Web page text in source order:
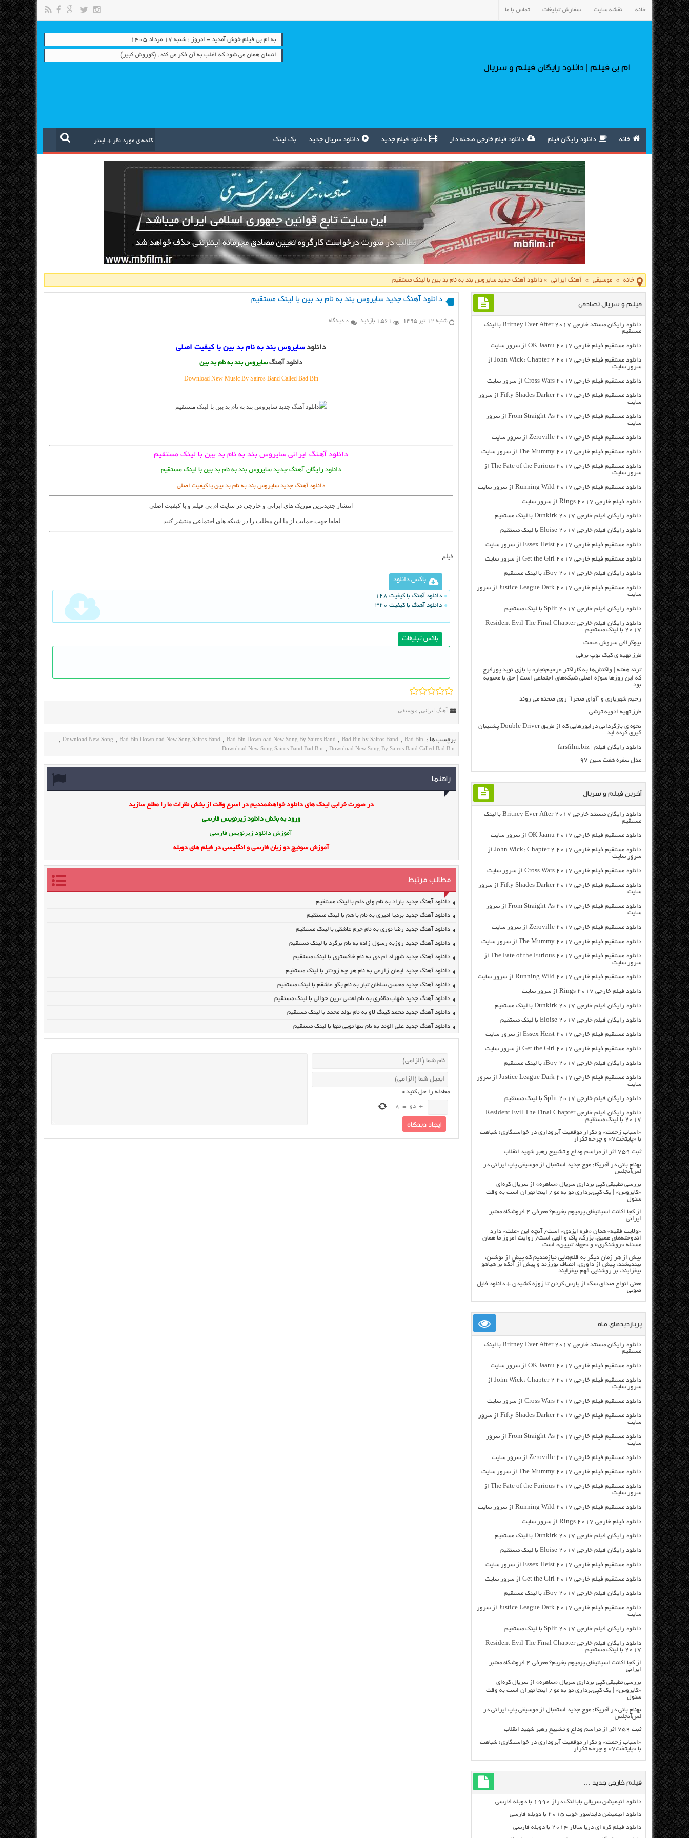
خانه نقشه سایت سفارش تبلیغات تماس با ما
ام بی فیلم | دانلود رایگان فیلم و سریال
به ام بی فیلم خوش آمدید - امروز : شنبه ۱۷ مرداد ۱۴۰۵
انسان همان می شود که اغلب به آن فکر می کند. (کوروش کبیر)
خانه دانلود رایگان فیلم دانلود فیلم خارجی صحنه دار دانلود فیلم جدید دانلود سریال جدید بک لینک
خانه » موسیقی » آهنگ ایرانی »دانلود آهنگ جدید سایروس بند به نام بد بین با لینک مستقیم
دانلود آهنگ جدید سایروس بند به نام بد بین با لینک مستقیم
شنبه ۱۲ تیر ۱۳۹۵ 1,561 بازدید 0 دیدگاه
دانلودسایروس بند به نام بد بین با کیفیت اصلی
دانلود آهنگسایروس بند به نام بد بین
Download New Music By Sairos Band Called Bad Bin
دانلود آهنگ ایرانی سایروس بند به نام بد بین با لینک مستقیم
دانلود رایگان آهنگ جدید سایروس بند به نام بد بین با لینک مستقیم
دانلود آهنگ جدید سایروس بند به نام بد بین یا کیفیت اصلی
انتشار جدیدترین موزیک های ایرانی و خارجی در سایت ام بی فیلم و با کیفیت اصلی
لطفا جهت حمایت از ما این مطلب را در شبکه های اجتماعی منتشر کنید.
فیلم
باکس دانلود
دانلود آهنگ با کیفیت 128
دانلود آهنگ با کیفیت 320
باکس تبلیغات
آهنگ ایرانی , موسیقی
برچسب ها : Bad Bin
,
Bad Bin by Sairos Band
,
Bad Bin Download New Song By Sairos Band
,
Bad Bin Download New Song Sairos Band
,
Download New Song
,
Download New Song By Sairos Band Called Bad Bin
,
Download New Song Sairos Band Bad Bin
راهنما
در صورت خرابی لینک های دانلود خواهشمندیم در اسرع وقت از بخش نظرات ما را مطلع سازید
ورود به بخش دانلود زیرنویس فارسی
آموزش دانلود زیرنویس فارسی
آموزش سوئیچ دو زبان فارسی و انگلیسی در فیلم های دوبله
مطالب مرتبط
دانلود آهنگ جدید باراد به نام وای دلم با لینک مستقیم
دانلود آهنگ جدید بردیا امیری به نام با هم با لینک مستقیم
دانلود آهنگ جدید رضا نوری به نام جرم عاشقی با لینک مستقیم
دانلود آهنگ جدید روزبه رسول زاده به نام برگرد با لینک مستقیم
دانلود آهنگ جدید شهراد ام دی به نام خاکستری با لینک مستقیم
دانلود آهنگ جدید ایمان زارعی به نام هر چه زودتر با لینک مستقیم
دانلود آهنگ جدید محسن سلطان تبار به نام بگو عاشقم با لینک مستقیم
دانلود آهنگ جدید شهاب مظفری به نام لعنتی ترین حوالی با لینک مستقیم
دانلود آهنگ جدید محمد کینگ لاو به نام تولد محمد با لینک مستقیم
دانلود آهنگ جدید علی الوند به نام تنها تویی تنها با لینک مستقیم
معادله را حل کنید*
+ دو =
8
فیلم و سریال تصادفی
دانلود رایگان مسنتد خارجی Britney Ever After 2017 با لینک
مستقیم
دانلود مستقیم فیلم خارجی OK Jaanu 2017 از سرور سایت
دانلود مستقیم فیلم خارجی John Wick: Chapter 2 2017 از
سرور سایت
دانلود مستقیم فیلم خارجی Cross Wars 2017 از سرور سایت
دانلود مستقیم فیلم خارجی Fifty Shades Darker 2017 از سرور
سایت
دانلود مستقیم فیلم خارجی From Straight As 2017 از سرور
سایت
دانلود مستقیم فیلم خارجی Zeroville 2017 از سرور سایت
دانلود مستقیم فیلم خارجی The Mummy 2017 از سرور سایت
دانلود مستقیم فیلم خارجی The Fate of the Furious 2017 از
سرور سایت
دانلود مستقیم فیلم خارجی Running Wild 2017 از سرور سایت
دانلود فیلم خارجی Rings 2017 از سرور سایت
دانلود رایگان فیلم خارجی Dunkirk 2017 با لینک مستقیم
دانلود رایگان فیلم خارجی Eloise 2017 با لینک مستقیم
دانلود مستقیم فیلم خارجی Essex Heist 2017 از سرور سایت
دانلود مستقیم فیلم خارجی Get the Girl 2017 از سرور سایت
دانلود رایگان فیلم خارجی iBoy 2017 با لینک مستقیم
دانلود مستقیم فیلم خارجی Justice League Dark 2017 از سرور
سایت
دانلود رایگان فیلم خارجی Split 2017 با لینک مستقیم
دانلود رایگان فیلم خارجی Resident Evil The Final Chapter
2017 با لینک مستقیم
بیوگرافی سروش صحت
طرز تهیه ی کیک توپ برفی
ترند هفته | واکنش‌ها به کاراکتر «رحیم‌نجار» با بازی نوید پورفرج
که این روزها سوژه اصلی شبکه‌های اجتماعی است | حق با محبوبه
بود
رحیم شهریاری و ˝آوای صحرا˝ روی صحنه می روند
طرز تهیه ادویه ترشی
نحوه ی بازگردانی درایورهایی که از طریق Double Driver پشتیبان
گیری کرده اید
دانلود رایگان فیلم | farsfilm.biz
مدل سفره هفت سین ۹۷
آخرین فیلم و سریال
دانلود رایگان مسنتد خارجی Britney Ever After 2017 با لینک
مستقیم
دانلود مستقیم فیلم خارجی OK Jaanu 2017 از سرور سایت
دانلود مستقیم فیلم خارجی John Wick: Chapter 2 2017 از
سرور سایت
دانلود مستقیم فیلم خارجی Cross Wars 2017 از سرور سایت
دانلود مستقیم فیلم خارجی Fifty Shades Darker 2017 از سرور
سایت
دانلود مستقیم فیلم خارجی From Straight As 2017 از سرور
سایت
دانلود مستقیم فیلم خارجی Zeroville 2017 از سرور سایت
دانلود مستقیم فیلم خارجی The Mummy 2017 از سرور سایت
دانلود مستقیم فیلم خارجی The Fate of the Furious 2017 از
سرور سایت
دانلود مستقیم فیلم خارجی Running Wild 2017 از سرور سایت
دانلود فیلم خارجی Rings 2017 از سرور سایت
دانلود رایگان فیلم خارجی Dunkirk 2017 با لینک مستقیم
دانلود رایگان فیلم خارجی Eloise 2017 با لینک مستقیم
دانلود مستقیم فیلم خارجی Essex Heist 2017 از سرور سایت
دانلود مستقیم فیلم خارجی Get the Girl 2017 از سرور سایت
دانلود رایگان فیلم خارجی iBoy 2017 با لینک مستقیم
دانلود مستقیم فیلم خارجی Justice League Dark 2017 از سرور
سایت
دانلود رایگان فیلم خارجی Split 2017 با لینک مستقیم
دانلود رایگان فیلم خارجی Resident Evil The Final Chapter
2017 با لینک مستقیم
«اسباب زحمت» و تکرار موقعیت آبروداری در خواستگاری؛ شباهت
با «پایتخت۷» و چرخه تکرار
ثبت ۷۵۹ اثر از مراسم وداع و تشییع رهبر شهید انقلاب
بهنام بانی در آمریکا: موج جدید استقبال از موسیقی پاپ ایرانی در
لس‌آنجلس
بررسی تطبیقی کپی برداری سریال «ساهره» از سریال کره‌ای
«کایروس» | یک کپی‌برداری مو به مو / اینجا تهران است به وقت
سئول
از کجا اکانت اسپاتیفای پرمیوم بخریم؟ معرفی ۴ فروشگاه معتبر
ایرانی
«ولایت فقیه» همان «فره ایزدی» است/ آنچه این «ملت» دارد
اندوخته‌های عمیق، بزرگ، پاک و الهی است/ روایت امروز ما همان
مسئله «روشنگری» و «جهاد تبیین» است
بیش از هر زمان دیگر به قلم‌هایی نیازمندیم که پیش از نوشتن،
بیندیشند؛ پیش از داوری، انصاف بورزند و پیش از آنکه بر هیاهو
بیفزایند، بر روشنایی فهم بیفزایند
معنی انواع صدای سگ از پارس کردن تا زوزه کشیدن + دانلود فایل
صوتی
پربازدیدهای ماه …
دانلود رایگان مسنتد خارجی Britney Ever After 2017 با لینک
مستقیم
دانلود مستقیم فیلم خارجی OK Jaanu 2017 از سرور سایت
دانلود مستقیم فیلم خارجی John Wick: Chapter 2 2017 از
سرور سایت
دانلود مستقیم فیلم خارجی Cross Wars 2017 از سرور سایت
دانلود مستقیم فیلم خارجی Fifty Shades Darker 2017 از سرور
سایت
دانلود مستقیم فیلم خارجی From Straight As 2017 از سرور
سایت
دانلود مستقیم فیلم خارجی Zeroville 2017 از سرور سایت
دانلود مستقیم فیلم خارجی The Mummy 2017 از سرور سایت
دانلود مستقیم فیلم خارجی The Fate of the Furious 2017 از
سرور سایت
دانلود مستقیم فیلم خارجی Running Wild 2017 از سرور سایت
دانلود فیلم خارجی Rings 2017 از سرور سایت
دانلود رایگان فیلم خارجی Dunkirk 2017 با لینک مستقیم
دانلود رایگان فیلم خارجی Eloise 2017 با لینک مستقیم
دانلود مستقیم فیلم خارجی Essex Heist 2017 از سرور سایت
دانلود مستقیم فیلم خارجی Get the Girl 2017 از سرور سایت
دانلود رایگان فیلم خارجی iBoy 2017 با لینک مستقیم
دانلود مستقیم فیلم خارجی Justice League Dark 2017 از سرور
سایت
دانلود رایگان فیلم خارجی Split 2017 با لینک مستقیم
دانلود رایگان فیلم خارجی Resident Evil The Final Chapter
2017 با لینک مستقیم
از کجا اکانت اسپاتیفای پرمیوم بخریم؟ معرفی ۴ فروشگاه معتبر
ایرانی
بررسی تطبیقی کپی برداری سریال «ساهره» از سریال کره‌ای
«کایروس» | یک کپی‌برداری مو به مو / اینجا تهران است به وقت
سئول
بهنام بانی در آمریکا: موج جدید استقبال از موسیقی پاپ ایرانی در
لس‌آنجلس
ثبت ۷۵۹ اثر از مراسم وداع و تشییع رهبر شهید انقلاب
«اسباب زحمت» و تکرار موقعیت آبروداری در خواستگاری؛ شباهت
با «پایتخت۷» و چرخه تکرار
فیلم خارجی جدید …
دانلود انیمیشن سریالی بابا لنگ دراز ۱۹۹۰ با دوبله فارسی
دانلود انیمیشن دایناسور خوب ۲۰۱۵ با دوبله فارسی
دانلود فیلم کره ای دریا سالار ۲۰۱۴ با دوبله فارسی